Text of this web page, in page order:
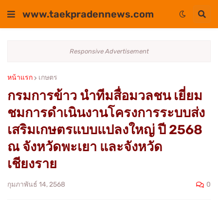
www.taekpradennews.com
Responsive Advertisement
หน้าแรก เกษตร
กรมการข้าว นำทีมสื่อมวลชน เยี่ยม
ชมการดำเนินงานโครงการระบบส่ง
เสริมเกษตรแบบแปลงใหญ่ ปี 2568
ณ จังหวัดพะเยา และจังหวัด
เชียงราย
กุมภาพันธ์ 14, 2568 0